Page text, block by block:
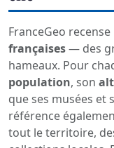
FranceGeo
françaises— des
hameaux. Pour
population, son
que ses musées et
référence
tout le territoire,